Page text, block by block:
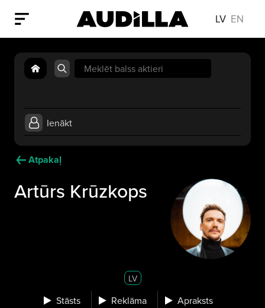
LV EN
Search
for:
Ienākt
Atpakaļ
Artūrs Krūzkops
LV
Stāsts Reklāma Apraksts